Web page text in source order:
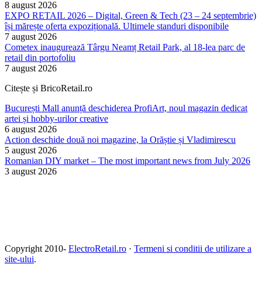
8 august 2026
EXPO RETAIL 2026 – Digital, Green & Tech (23 – 24 septembrie)
își mărește oferta expozițională. Ultimele standuri disponibile
7 august 2026
Cometex inaugurează Târgu Neamț Retail Park, al 18-lea parc de
retail din portofoliu
7 august 2026
Citește și BricoRetail.ro
București Mall anunță deschiderea ProfiArt, noul magazin dedicat
artei și hobby-urilor creative
6 august 2026
Action deschide două noi magazine, la Orăștie și Vladimirescu
5 august 2026
Romanian DIY market – The most important news from July 2026
3 august 2026
Copyright 2010- ElectroRetail.ro · Termeni si conditii de utilizare a
site-ului.